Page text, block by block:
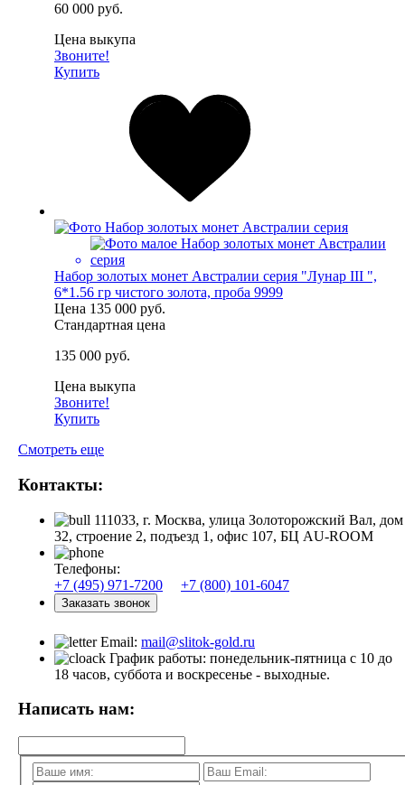
60 000 руб.
Цена выкупа
Звоните!
Купить
Набор золотых монет Австралии серия "Лунар III ",
6*1.56 гр чистого золота, проба 9999
Цена 135 000 руб.
Стандартная цена
135 000 руб.
Цена выкупа
Звоните!
Купить
Смотреть еще
Контакты:
111033, г. Москва, улица Золоторожский Вал, дом
32, строение 2, подъезд 1, офис 107, БЦ AU-ROOM
Телефоны:
+7 (495) 971-7200
+7 (800) 101-6047
Заказать звонок
Email: mail@slitok-gold.ru
График работы: понедельник-пятница с 10 до
18 часов, суббота и воскресенье - выходные.
Написать нам: